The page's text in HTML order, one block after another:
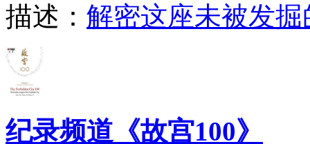
描述： 解密这座未被发掘
纪录频道《故宫100》